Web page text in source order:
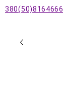
380(50)8164666